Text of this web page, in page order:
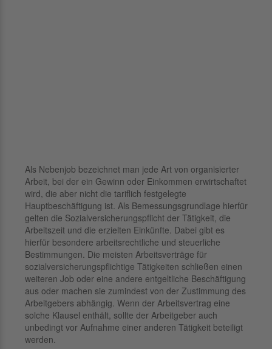
Als Nebenjob bezeichnet man jede Art von organisierter
Arbeit, bei der ein Gewinn oder Einkommen erwirtschaftet
wird, die aber nicht die tariflich festgelegte
Hauptbeschäftigung ist. Als Bemessungsgrundlage hierfür
gelten die Sozialversicherungspflicht der Tätigkeit, die
Arbeitszeit und die erzielten Einkünfte. Dabei gibt es
hierfür besondere arbeitsrechtliche und steuerliche
Bestimmungen. Die meisten Arbeitsverträge für
sozialversicherungspflichtige Tätigkeiten schließen einen
weiteren Job oder eine andere entgeltliche Beschäftigung
aus oder machen sie zumindest von der Zustimmung des
Arbeitgebers abhängig. Wenn der Arbeitsvertrag eine
solche Klausel enthält, sollte der Arbeitgeber auch
unbedingt vor Aufnahme einer anderen Tätigkeit beteiligt
werden.